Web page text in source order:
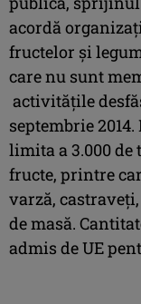
acordă
fructelor și
care nu sunt
activitățile
septembrie
limita a 3.000 de
fructe, printre
varză,
de masă.
admis de UE